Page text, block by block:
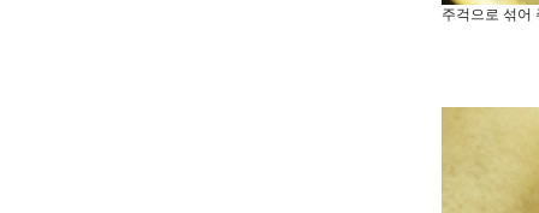
주걱으로 섞어